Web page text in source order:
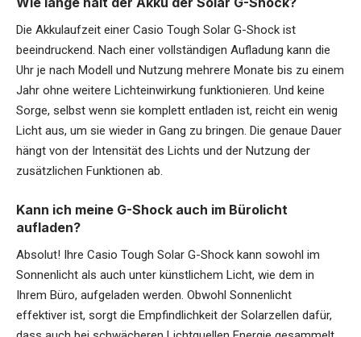
Die Akkulaufzeit einer Casio Tough Solar G-Shock ist
beeindruckend. Nach einer vollständigen Aufladung kann die
Uhr je nach Modell und Nutzung mehrere Monate bis zu einem
Jahr ohne weitere Lichteinwirkung funktionieren. Und keine
Sorge, selbst wenn sie komplett entladen ist, reicht ein wenig
Licht aus, um sie wieder in Gang zu bringen. Die genaue Dauer
hängt von der Intensität des Lichts und der Nutzung der
zusätzlichen Funktionen ab.
Kann ich meine G-Shock auch im Bürolicht
aufladen?
Absolut! Ihre Casio Tough Solar G-Shock kann sowohl im
Sonnenlicht als auch unter künstlichem Licht, wie dem in
Ihrem Büro, aufgeladen werden. Obwohl Sonnenlicht
effektiver ist, sorgt die Empfindlichkeit der Solarzellen dafür,